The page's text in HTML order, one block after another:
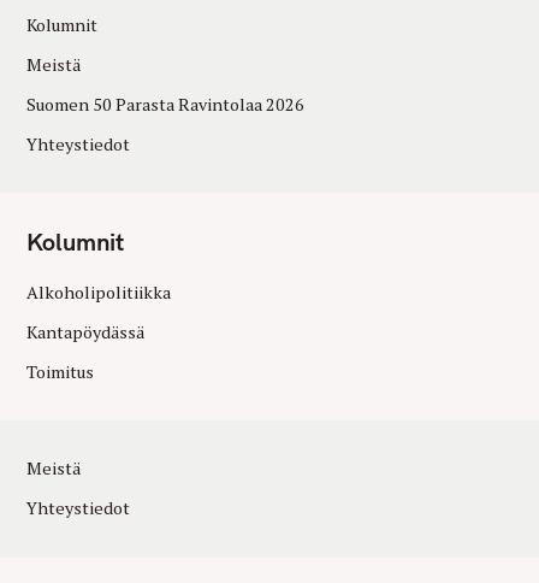
Kolumnit
Meistä
Suomen 50 Parasta Ravintolaa 2026
Yhteystiedot
Kolumnit
Alkoholipolitiikka
Kantapöydässä
Toimitus
Meistä
Yhteystiedot